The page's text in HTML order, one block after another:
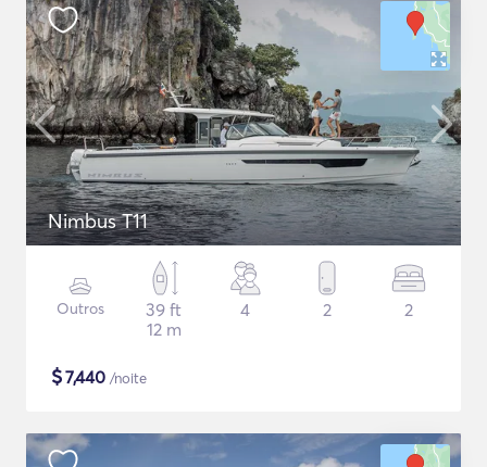
Nimbus T11
Outros
39 ft
12 m
4 2 2
$7,440 /noite